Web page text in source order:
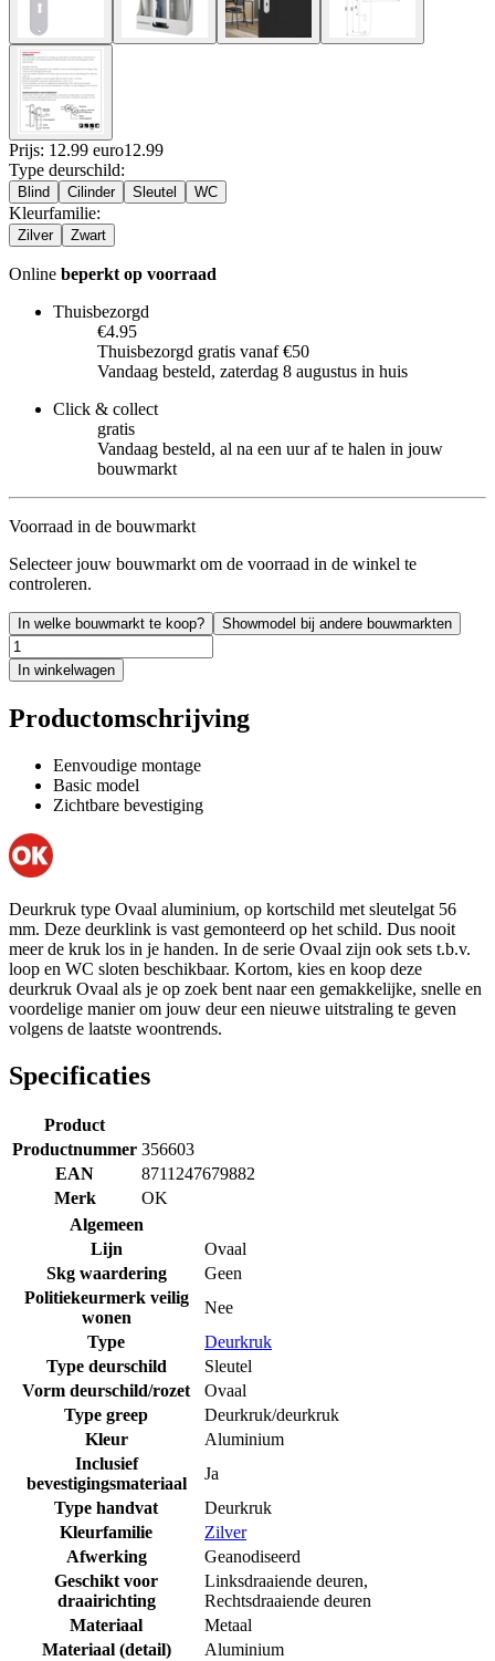
Prijs: 12.99 euro12.99
Type deurschild:
Blind Cilinder Sleutel WC
Kleurfamilie:
Zilver Zwart
Online beperkt op voorraad
Thuisbezorgd
€4.95
Thuisbezorgd gratis vanaf €50
Vandaag besteld, zaterdag 8 augustus in huis
Click & collect
gratis
Vandaag besteld, al na een uur af te halen in jouw
bouwmarkt
Voorraad in de bouwmarkt
Selecteer jouw bouwmarkt om de voorraad in de winkel te
controleren.
In welke bouwmarkt te koop? Showmodel bij andere bouwmarkten
In winkelwagen
Productomschrijving
Eenvoudige montage
Basic model
Zichtbare bevestiging
Deurkruk type Ovaal aluminium, op kortschild met sleutelgat 56
mm. Deze deurklink is vast gemonteerd op het schild. Dus nooit
meer de kruk los in je handen. In de serie Ovaal zijn ook sets t.b.v.
loop en WC sloten beschikbaar. Kortom, kies en koop deze
deurkruk Ovaal als je op zoek bent naar een gemakkelijke, snelle en
voordelige manier om jouw deur een nieuwe uitstraling te geven
volgens de laatste woontrends.
Specificaties
Product
Productnummer 356603
EAN
8711247679882
Merk
OK
Algemeen
Lijn
Ovaal
Skg waardering
Geen
Politiekeurmerk veilig
wonen
Nee
Type
Deurkruk
Type deurschild
Sleutel
Vorm deurschild/rozet
Ovaal
Type greep
Deurkruk/deurkruk
Kleur
Aluminium
Inclusief
bevestigingsmateriaal
Ja
Type handvat
Deurkruk
Kleurfamilie
Zilver
Afwerking
Geanodiseerd
Geschikt voor
draairichting
Linksdraaiende deuren,
Rechtsdraaiende deuren
Materiaal
Metaal
Materiaal (detail)
Aluminium